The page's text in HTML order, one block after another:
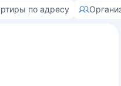
по адресу